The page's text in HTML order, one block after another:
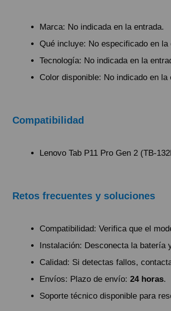
Marca: No indicada en la entrada.
Qué incluye: No especificado en la
Tecnología: No indicada en la
Color disponible: No indicado en la
Compatibilidad
Lenovo Tab P11 Pro Gen 2 (TB-
Retos frecuentes y soluciones
Compatibilidad: Verifica que el
Instalación: Desconecta la batería
Calidad: Si detectas fallos,
Envíos: Plazo de envío: 24 horas.
Soporte técnico disponible para